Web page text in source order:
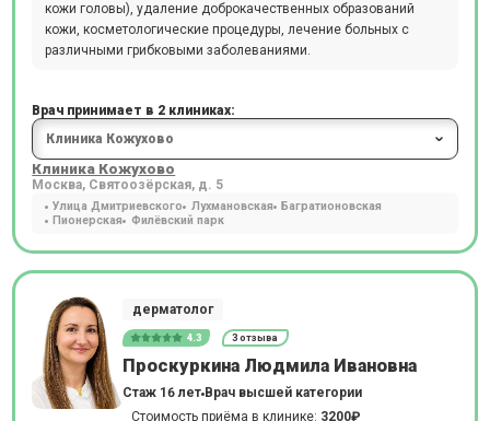
кожи головы), удаление доброкачественных образований
кожи, косметологические процедуры, лечение больных с
различными грибковыми заболеваниями.
Врач принимает в 2 клиниках:
Клиника Кожухово
Москва, Святоозёрская, д. 5
Улица Дмитриевского Лухмановская
Багратионовская
Пионерская
Филёвский парк
дерматолог
4.3 3 отзыва
Проскуркина Людмила Ивановна
Стаж 16 лет Врач высшей категории
Стоимость приёма в клинике: 3200₽